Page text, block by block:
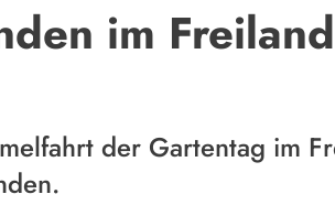
im
der Gartentag im